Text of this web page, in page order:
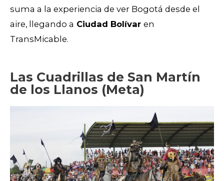
suma a la experiencia de ver Bogotá desde el
aire, llegando a Ciudad Bolívar en
TransMicable.
Las Cuadrillas de San Martín
de los Llanos (Meta)